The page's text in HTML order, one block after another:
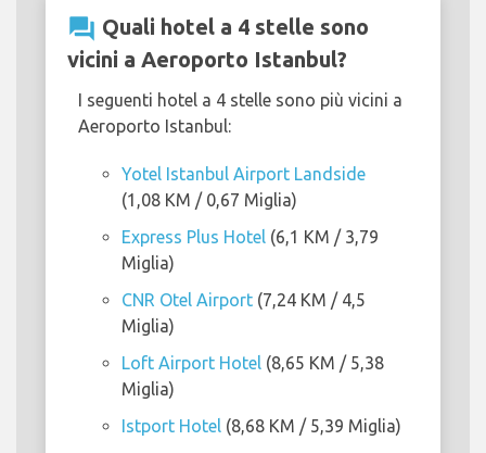
question_answer Quali hotel a 4 stelle sono
vicini a Aeroporto Istanbul?
I seguenti hotel a 4 stelle sono più vicini a
Aeroporto Istanbul:
Yotel Istanbul Airport Landside
(1,08 KM / 0,67 Miglia)
Express Plus Hotel (6,1 KM / 3,79
Miglia)
CNR Otel Airport (7,24 KM / 4,5
Miglia)
Loft Airport Hotel (8,65 KM / 5,38
Miglia)
Istport Hotel (8,68 KM / 5,39 Miglia)